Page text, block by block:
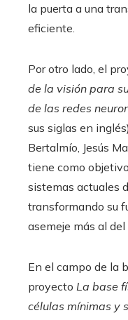
la puerta a una
eficiente.
Por otro lado, el
de la visión para
de las redes
sus siglas en
Bertalmío, Jesús
tiene como
sistemas actuales
transformando su
asemeje más al del
En el campo de la
proyecto La base
células mínimas y